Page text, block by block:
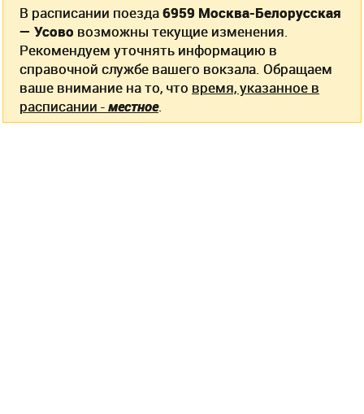
В расписании поезда6959 Москва-Белорусская
— Усово возможны текущие изменения.
Рекомендуем уточнять информацию в
справочной службе вашего вокзала. Обращаем
ваше внимание на то, что время, указанное в
расписании -местное.